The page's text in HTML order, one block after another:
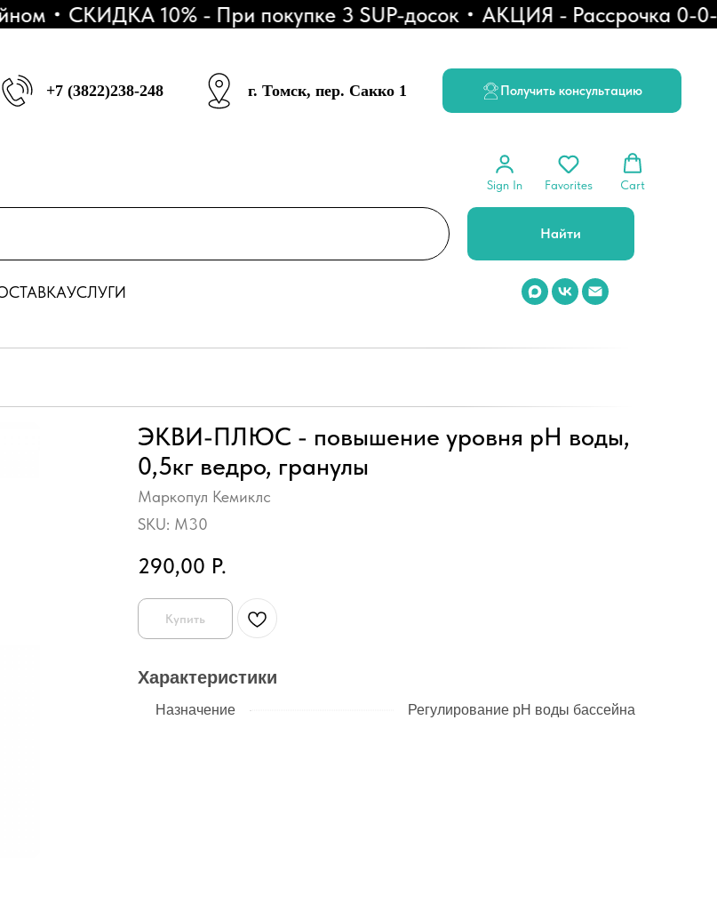
СКИДКА 10% - При покупке 3 SUP-досок АКЦИЯ - Рассрочка 0-0-6
+7 (3822)238-248 г. Томск, пер. Сакко 1 Получить консультацию
Sign In Favorites Cart
Найти
УСЛУГИ
ЭКВИ-ПЛЮС - повышение уровня рН воды,
0,5кг ведро, гранулы
Маркопул Кемиклс
SKU: M30
290,00 Р.
Купить
Характеристики
Назначение Регулирование pH воды бассейна